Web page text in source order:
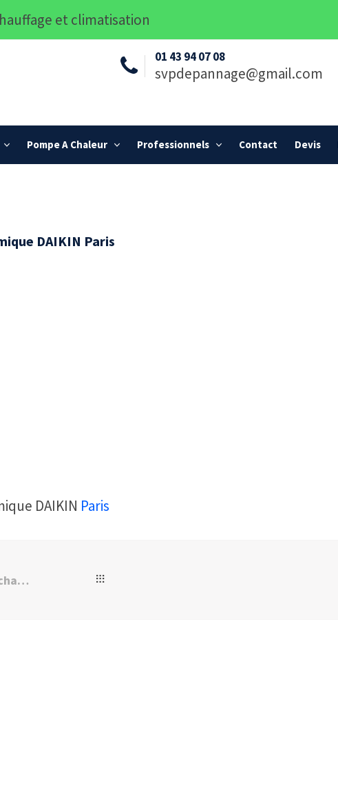
et climatisation
01 43 94 07 08
svpdepannage@gmail.com
Pompe A Chaleur Professionnels Contact Devis
DAIKIN Paris
DAIKIN Paris
Temoignage Client pompe à chaleur climatisation DAIKIN Paris 16